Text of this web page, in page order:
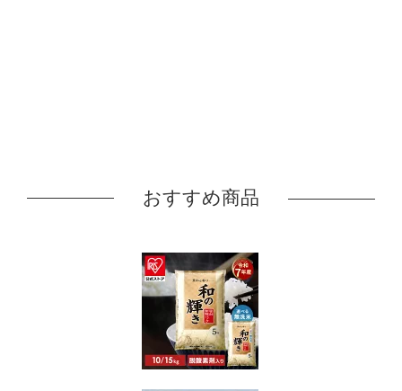
おすすめ商品